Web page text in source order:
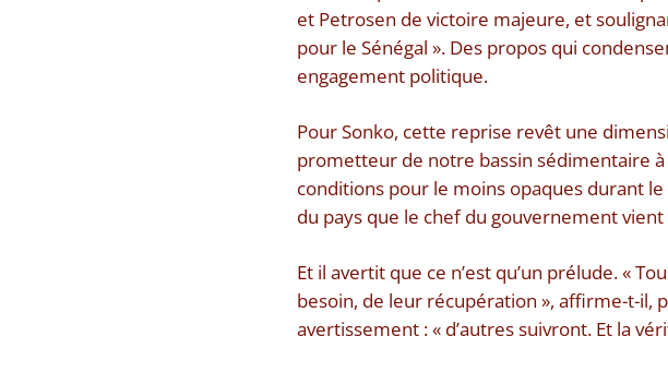
et Petrosen de victoire majeure, et
pour le Sénégal ». Des propos qui
engagement politique.
Pour Sonko, cette reprise revêt une
prometteur de notre bassin sédimentaire à
conditions pour le moins opaques durant
du pays que le chef du gouvernement
Et il avertit que ce n’est qu’un prélude. «
besoin, de leur récupération », affirme-t-il,
avertissement : « d’autres suivront. Et la